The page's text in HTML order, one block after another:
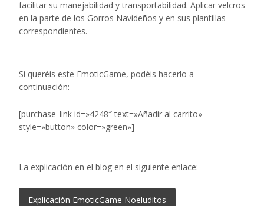
facilitar su manejabilidad y transportabilidad. Aplicar velcros
en la parte de los Gorros Navideños y en sus plantillas
correspondientes.
Si queréis este EmoticGame, podéis hacerlo a
continuación:
[purchase_link id=»4248″ text=»Añadir al carrito»
style=»button» color=»green»]
La explicación en el blog en el siguiente enlace:
Explicación EmoticGame Noeluditos